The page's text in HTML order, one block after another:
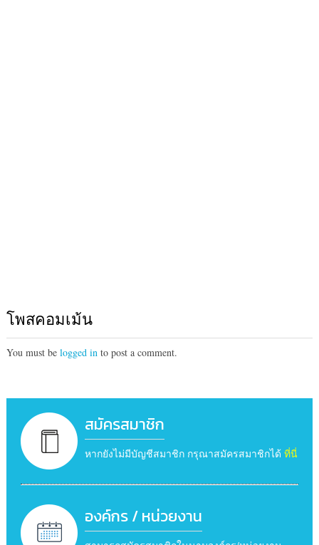
โพสคอมเม้น
You must be logged into post a comment.
สมัครสมาชิก
หากยังไม่มีบัญชีสมาชิก กรุณาสมัครสมาชิกได้ ที่นี่
องค์กร / หน่วยงาน